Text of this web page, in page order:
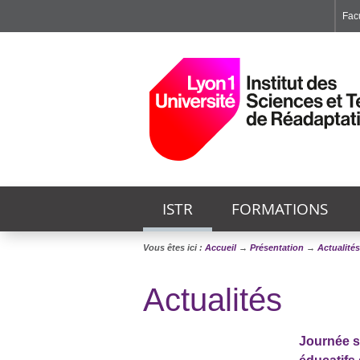
ISTR FORMATIONS
Vous êtes ici : Accueil→ Présentation→ Actualités
Actualités
Journée